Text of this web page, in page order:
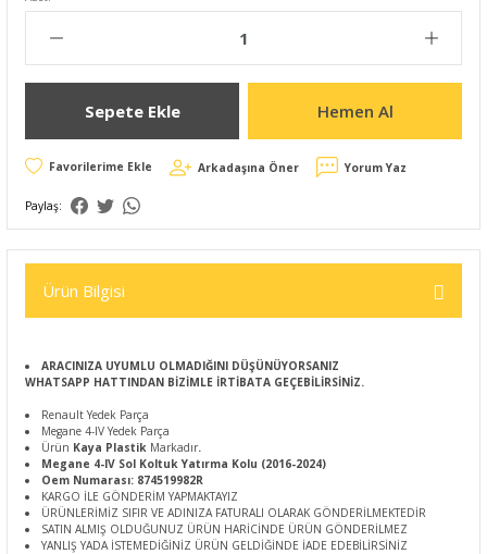
Sepete Ekle Hemen Al
Arkadaşına Öner Yorum Yaz
Paylaş:
Ürün Bilgisi
ARACINIZA UYUMLU OLMADIĞINI DÜŞÜNÜYORSANIZ
WHATSAPP HATTINDAN BİZİMLE İRTİBATA GEÇEBİLİRSİNİZ.
Renault Yedek Parça
Megane 4-IV Yedek Parça
Ürün Kaya Plastik Markadır.
Megane 4-IV Sol Koltuk Yatırma Kolu (2016-2024)
Oem Numarası: 874519982R
KARGO İLE GÖNDERİM YAPMAKTAYIZ
ÜRÜNLERİMİZ SIFIR VE ADINIZA FATURALI OLARAK GÖNDERİLMEKTEDİR
SATIN ALMIŞ OLDUĞUNUZ ÜRÜN HARİCİNDE ÜRÜN GÖNDERİLMEZ
YANLIŞ YADA İSTEMEDİĞİNİZ ÜRÜN GELDİĞİNDE İADE EDEBİLİRSİNİZ